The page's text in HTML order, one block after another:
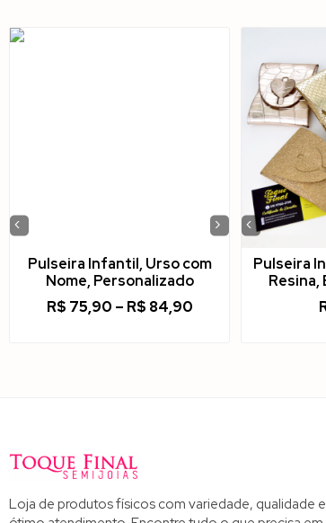
‹ ›
Pulseira Infantil, Urso com
Nome, Personalizado
R$ 75,90 – R$ 84,90
‹
Pulseira
Resina,
Loja de produtos físicos com variedade, qualidade e